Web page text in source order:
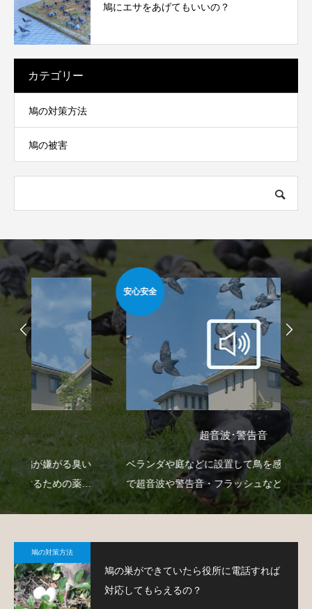
鳩にエサをあげてもいいの？
カテゴリー
鳩の対策方法
鳩の被害
超音波･警告音
ベランダや庭などに設置して鳥を感知すると自動
で超音波や警告音・フラッシュなどを作動させて
鳩の侵入を防ぐという装置です。
鳩の対策方法
鳩の巣ができていたら役所に電話すれば
対応してもらえるの？